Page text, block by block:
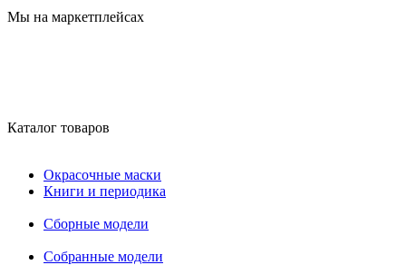
Мы на маркетплейсах
Каталог товаров
Окрасочные маски
Книги и периодика
Сборные модели
Собранные модели